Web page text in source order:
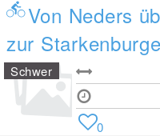
Von Neders
zur
Schwer
0